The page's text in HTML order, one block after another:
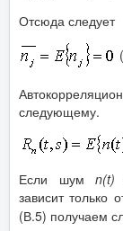
Отсюда следует
следующему.
Если шумn(t)
зависит только
(В.5) получаем